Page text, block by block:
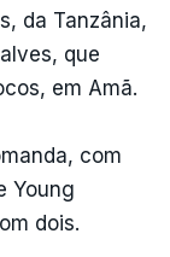
da Tanzânia,
que
em Amã.
com
Young
dois.